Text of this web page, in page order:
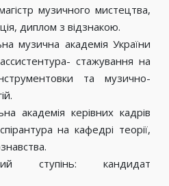
музичного мистецтва,
диплом з відзнакою.
музична академія України
стажування на
та музично-
академія керівних кадрів
на кафедрі теорії,
ступінь: кандидат